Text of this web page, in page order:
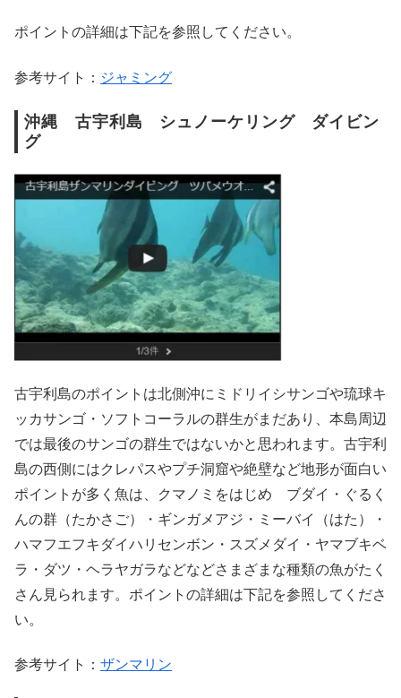
ポイントの詳細は下記を参照してください。
参考サイト： ジャミング
沖縄 古宇利島 シュノーケリング ダイビン
グ
古宇利島のポイントは北側沖にミドリイシサンゴや琉球キ
ッカサンゴ・ソフトコーラルの群生がまだあり、本島周辺
では最後のサンゴの群生ではないかと思われます。古宇利
島の西側にはクレパスやプチ洞窟や絶壁など地形が面白い
ポイントが多く魚は、クマノミをはじめ ブダイ・ぐるく
んの群（たかさご）・ギンガメアジ・ミーバイ（はた）・
ハマフエフキダイハリセンボン・スズメダイ・ヤマブキベ
ラ・ダツ・ヘラヤガラなどなどさまざまな種類の魚がたく
さん見られます。ポイントの詳細は下記を参照してくださ
い。
参考サイト： ザンマリン